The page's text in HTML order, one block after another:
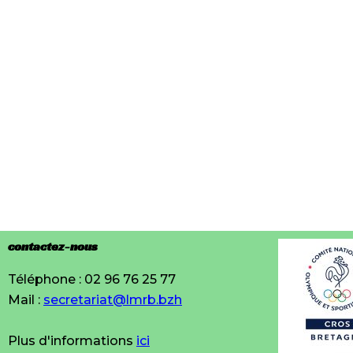
contactez-nous
Téléphone : 02 96 76 25 77
Mail : secretariat@lmrb.bzh
Plus d'informations ici